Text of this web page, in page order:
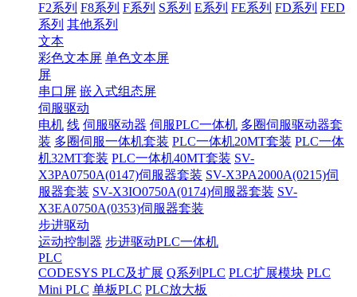
F2系列 F8系列 F系列 S系列 E系列 FE系列 FD系列 FED
系列 其他系列
文本
彩色文本屏 单色文本屏
屏
串口屏 嵌入式组态屏
伺服驱动
电机 线 伺服驱动器 伺服PLC一体机 多圈伺服驱动器套
装 多圈伺服一体机套装 PLC一体机20MT套装 PLC一体
机32MT套装 PLC一体机40MT套装 SV-
X3PA0750A(0147)伺服器套装 SV-X3PA2000A(0215)伺
服器套装 SV-X3IO0750A(0174)伺服器套装 SV-
X3EA0750A(0353)伺服器套装
步进驱动
运动控制器 步进驱动PLC一体机
PLC
CODESYS PLC及扩展 Q系列PLC PLC扩展模块 PLC
Mini PLC 单板PLC PLC放大板